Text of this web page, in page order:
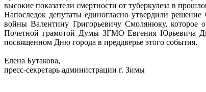
высокие показатели смертности от туберкулеза в
Напоследок депутаты единогласно утвердили
войны Валентину Григорьевичу Смолянюку, которое
Почетной грамотой Думы ЗГМО Евгения Юрьевича
посвященном Дню города в преддверье этого события.
Елена Бутакова,
пресс-секретарь администрации г. Зимы